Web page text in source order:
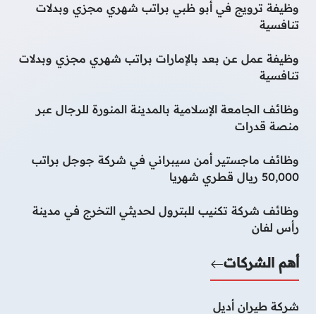
وظيفة ترويج في أبو ظبي براتب شهري مجزي وبدلات
تنافسية
وظيفة عمل عن بعد بالإمارات براتب شهري مجزي وبدلات
تنافسية
وظائف الجامعة الإسلامية بالمدينة المنورة للرجال عبر
منصة قدرات
وظائف ماجستير أمن سيبراني في شركة جوجل براتب
50,000 ريال قطري شهريا
وظائف شركة تكنيب للبترول لحديثي التخرج في مدينة
رأس لفان
أهم الشركات
شركة طيران أديل